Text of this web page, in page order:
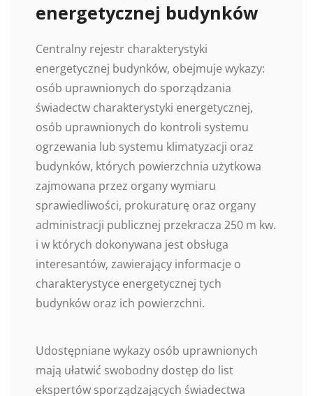
energetycznej budynków
Centralny rejestr charakterystyki
energetycznej budynków, obejmuje wykazy:
osób uprawnionych do sporządzania
świadectw charakterystyki energetycznej,
osób uprawnionych do kontroli systemu
ogrzewania lub systemu klimatyzacji oraz
budynków, których powierzchnia użytkowa
zajmowana przez organy wymiaru
sprawiedliwości, prokuraturę oraz organy
administracji publicznej przekracza 250 m kw.
i w których dokonywana jest obsługa
interesantów, zawierający informacje o
charakterystyce energetycznej tych
budynków oraz ich powierzchni.
Udostępniane wykazy osób uprawnionych
mają ułatwić swobodny dostęp do list
ekspertów sporządzających świadectwa